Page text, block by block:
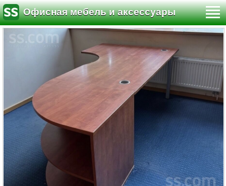
Офисная мебель и аксессуары